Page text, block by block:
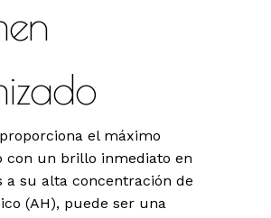
proporciona el máximo
con un brillo inmediato en
a su alta concentración de
(AH), puede ser una
electrónico*
web en este navegador para la